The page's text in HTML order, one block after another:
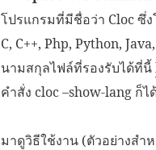
โปรแกรมที่มีชื่อว่า Cloc ซึ่
C, C++, Php, Python,
นามสกุลไฟล์ที่รองรับได้ที่นี้
คำสั่ง cloc –show-lang ก็ไ
มาดูวิธีใช้งาน (ตัวอย่างสำ